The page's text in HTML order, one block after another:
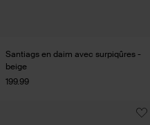
Santiags en daim avec surpiqûres -
beige
199.99